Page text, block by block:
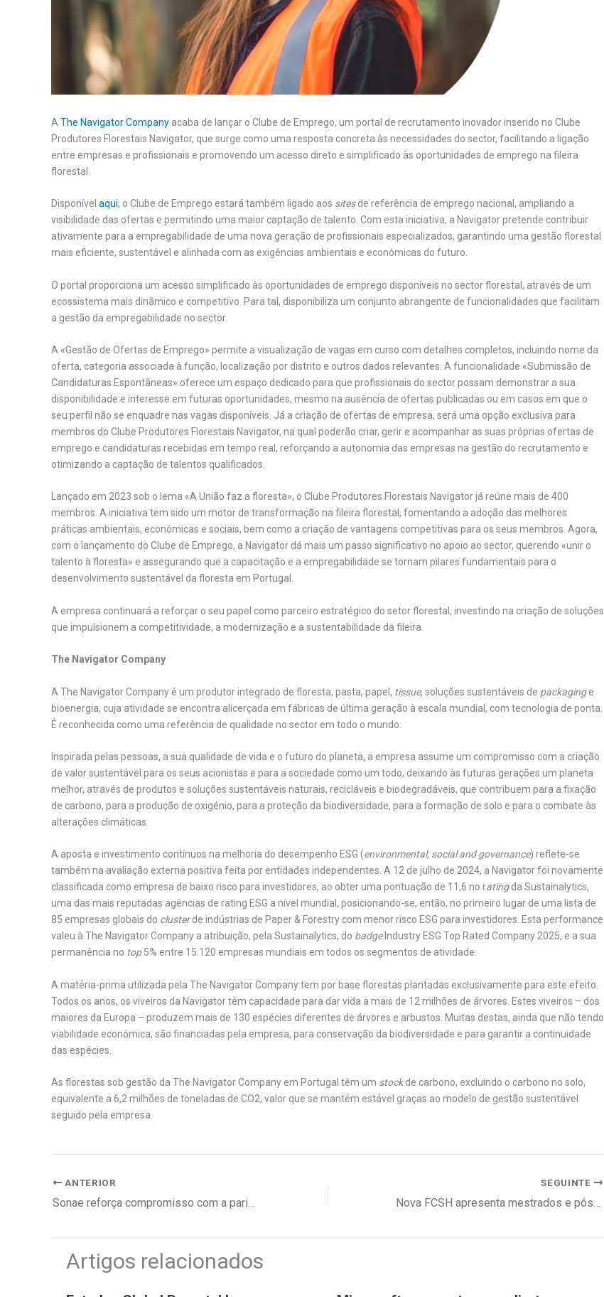
A The Navigator Company acaba de lançar o Clube de Emprego, um portal de recrutamento inovador inserido no Clube
Produtores Florestais Navigator, que surge como uma resposta concreta às necessidades do sector, facilitando a ligação
entre empresas e profissionais e promovendo um acesso direto e simplificado às oportunidades de emprego na fileira
florestal.
Disponível aqui, o Clube de Emprego estará também ligado aos sitesde referência de emprego nacional, ampliando a
visibilidade das ofertas e permitindo uma maior captação de talento. Com esta iniciativa, a Navigator pretende contribuir
ativamente para a empregabilidade de uma nova geração de profissionais especializados, garantindo uma gestão florestal
mais eficiente, sustentável e alinhada com as exigências ambientais e económicas do futuro.
O portal proporciona um acesso simplificado às oportunidades de emprego disponíveis no sector florestal, através de um
ecossistema mais dinâmico e competitivo. Para tal, disponibiliza um conjunto abrangente de funcionalidades que facilitam
a gestão da empregabilidade no sector.
A «Gestão de Ofertas de Emprego» permite a visualização de vagas em curso com detalhes completos, incluindo nome da
oferta, categoria associada à função, localização por distrito e outros dados relevantes. A funcionalidade «Submissão de
Candidaturas Espontâneas» oferece um espaço dedicado para que profissionais do sector possam demonstrar a sua
disponibilidade e interesse em futuras oportunidades, mesmo na ausência de ofertas publicadas ou em casos em que o
seu perfil não se enquadre nas vagas disponíveis. Já a criação de ofertas de empresa, será uma opção exclusiva para
membros do Clube Produtores Florestais Navigator, na qual poderão criar, gerir e acompanhar as suas próprias ofertas de
emprego e candidaturas recebidas em tempo real, reforçando a autonomia das empresas na gestão do recrutamento e
otimizando a captação de talentos qualificados.
Lançado em 2023 sob o lema «A União faz a floresta», o Clube Produtores Florestais Navigator já reúne mais de 400
membros. A iniciativa tem sido um motor de transformação na fileira florestal, fomentando a adoção das melhores
práticas ambientais, económicas e sociais, bem como a criação de vantagens competitivas para os seus membros. Agora,
com o lançamento do Clube de Emprego, a Navigator dá mais um passo significativo no apoio ao sector, querendo «unir o
talento à floresta» e assegurando que a capacitação e a empregabilidade se tornam pilares fundamentais para o
desenvolvimento sustentável da floresta em Portugal.
A empresa continuará a reforçar o seu papel como parceiro estratégico do setor florestal, investindo na criação de soluções
que impulsionem a competitividade, a modernização e a sustentabilidade da fileira.
The Navigator Company
A The Navigator Company é um produtor integrado de floresta, pasta, papel, tissue, soluções sustentáveis de packaginge
bioenergia, cuja atividade se encontra alicerçada em fábricas de última geração à escala mundial, com tecnologia de ponta.
É reconhecida como uma referência de qualidade no sector em todo o mundo.
Inspirada pelas pessoas, a sua qualidade de vida e o futuro do planeta, a empresa assume um compromisso com a criação
de valor sustentável para os seus acionistas e para a sociedade como um todo, deixando às futuras gerações um planeta
melhor, através de produtos e soluções sustentáveis naturais, recicláveis e biodegradáveis, que contribuem para a fixação
de carbono, para a produção de oxigénio, para a proteção da biodiversidade, para a formação de solo e para o combate às
alterações climáticas.
A aposta e investimento contínuos na melhoria do desempenho ESG (environmental, social and governance) reflete-se
também na avaliação externa positiva feita por entidades independentes. A 12 de julho de 2024, a Navigator foi novamente
classificada como empresa de baixo risco para investidores, ao obter uma pontuação de 11,6 no ratingda Sustainalytics,
uma das mais reputadas agências de rating ESG a nível mundial, posicionando-se, então, no primeiro lugar de uma lista de
85 empresas globais do clusterde indústrias de Paper & Forestry com menor risco ESG para investidores. Esta performance
valeu à The Navigator Company a atribuição, pela Sustainalytics, do badge Industry ESG Top Rated Company 2025, e a sua
permanência no top5% entre 15.120 empresas mundiais em todos os segmentos de atividade.
A matéria-prima utilizada pela The Navigator Company tem por base florestas plantadas exclusivamente para este efeito.
Todos os anos, os viveiros da Navigator têm capacidade para dar vida a mais de 12 milhões de árvores. Estes viveiros – dos
maiores da Europa – produzem mais de 130 espécies diferentes de árvores e arbustos. Muitas destas, ainda que não tendo
viabilidade económica, são financiadas pela empresa, para conservação da biodiversidade e para garantir a continuidade
das espécies.
As florestas sob gestão da The Navigator Company em Portugal têm um stockde carbono, excluindo o carbono no solo,
equivalente a 6,2 milhões de toneladas de CO2, valor que se mantém estável graças ao modelo de gestão sustentável
seguido pela empresa.
ANTERIOR
Sonae reforça compromisso com a paridade de género
SEGUINTE
Nova FCSH apresenta mestrados e pós-graduações e tem uma oferta especial
Artigos relacionados